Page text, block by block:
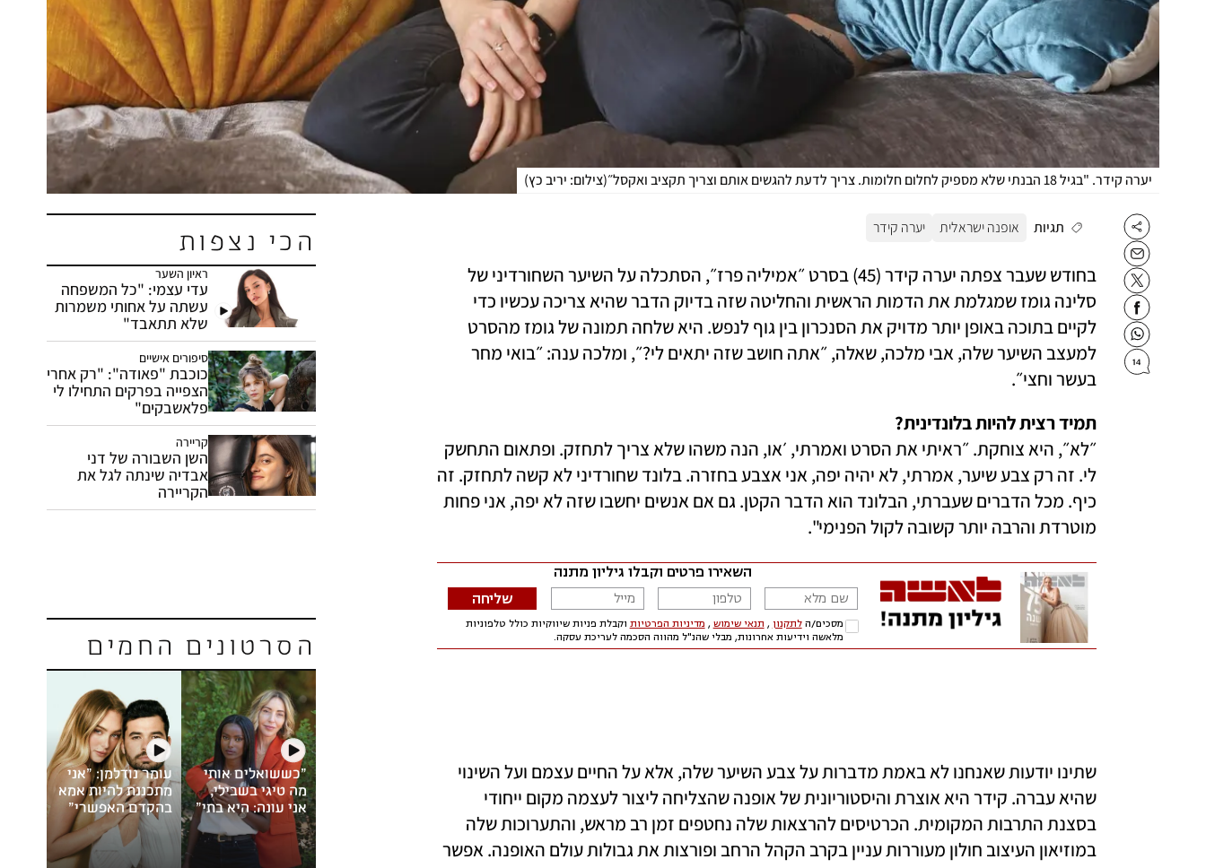
יערה קידר. "בגיל 18 הבנתי שלא מספיק לחלום חלומות. צריך לדעת להגשים אותם וצריך תקציב ואקסל״ (צילום: יריב כץ)
הכי נצפות
ראיון השער
עדי עצמי: "כל המשפחה
עשתה על אחותי משמרות
שלא תתאבד"
סיפורים אישיים
כוכבת "פאודה": "רק אחרי
הצפייה בפרקים התחילו לי
פלאשבקים"
קריירה
השן השבורה של דני
אבדיה שינתה לגל את
הקריירה
14
הסרטונים החמים
"כששואלים אותי
מה טיגי בשבילי,
אני עונה: היא בתי"
עומר נודלמן: "אני
מתכננת להיות אמא
בהקדם האפשרי"
תגיות אופנה ישראלית יערה קידר
בעשר וחצי״.
תמיד רצית להיות בלונדינית?
מוטרדת והרבה יותר קשובה לקול הפנימי".